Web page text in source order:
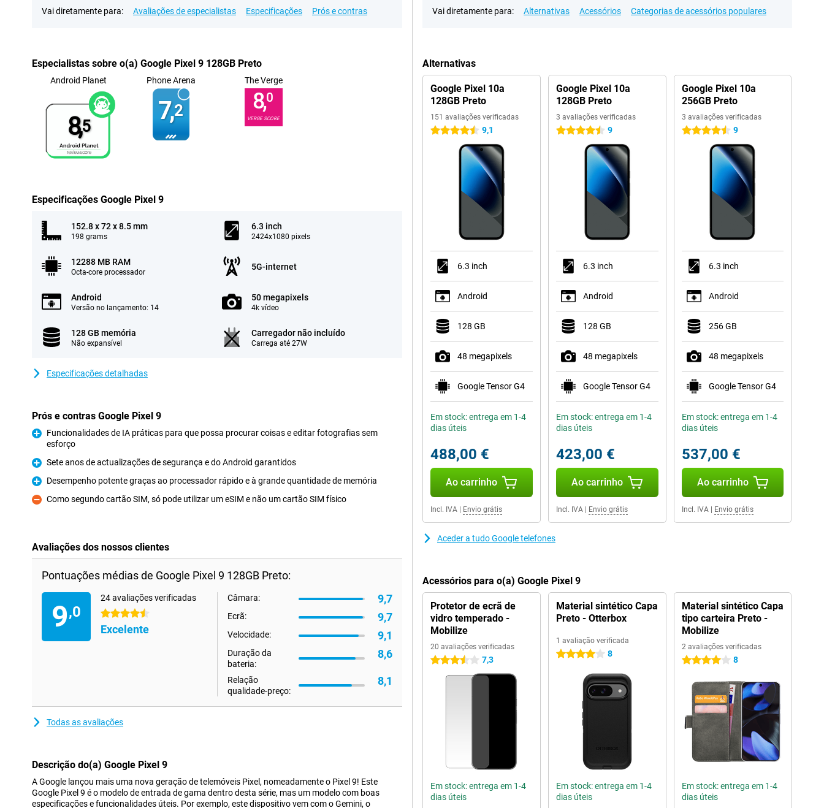
Vai diretamente para: Avaliações de especialistas Especificações Prós e contras
Especialistas sobre o(a) Google Pixel 9 128GB Preto
Android Planet
8,5
Phone Arena
7,2
The Verge
8,0
VERGE SCORE
Especificações Google Pixel 9
152.8 x 72 x 8.5 mm
198 grams
6.3 inch
2424x1080 pixels
12288 MB RAM
Octa-core processador
5G-internet
Android
Versão no lançamento: 14
50 megapixels
4k vídeo
128 GB memória
Não expansível
Carregador não incluído
Carrega até 27W
Especificações detalhadas
Prós e contras Google Pixel 9
Prós
Funcionalidades de IA práticas para que possa procurar coisas e editar fotografias sem
esforço
Prós
Sete anos de actualizações de segurança e do Android garantidos
Prós
Desempenho potente graças ao processador rápido e à grande quantidade de memória
Contras
Como segundo cartão SIM, só pode utilizar um eSIM e não um cartão SIM físico
Avaliações dos nossos clientes
Pontuações médias de Google Pixel 9 128GB Preto:
9,0
24 avaliações verificadas
4.5 estrelas
Excelente
Câmara: 9,7
Ecrã: 9,7
Velocidade: 9,1
Duração da
bateria:
8,6
Relação
qualidade-preço:
8,1
Todas as avaliações
Descrição do(a) Google Pixel 9
A Google lançou mais uma nova geração de telemóveis Pixel, nomeadamente o Pixel 9! Este
Google Pixel 9 é o modelo de entrada de gama dentro desta série, mas um modelo com boas
especificações e funcionalidades úteis. Por exemplo, este dispositivo vem com o Gemini, o
Vai diretamente para: Alternativas Acessórios Categorias de acessórios populares
Alternativas
Google Pixel 10a
128GB Preto
151 avaliações verificadas
4.5 estrelas 9,1
6.3 inch
Android
128 GB
48 megapixels
Google Tensor G4
Em stock: entrega em 1-4
dias úteis
488,00 €
Ao carrinho
Incl. IVA Envio grátis
Google Pixel 10a
128GB Preto
3 avaliações verificadas
4.5 estrelas 9
6.3 inch
Android
128 GB
48 megapixels
Google Tensor G4
Em stock: entrega em 1-4
dias úteis
423,00 €
Ao carrinho
Incl. IVA| Envio grátis
Google Pixel 10a
256GB Preto
3 avaliações verificadas
4.5 estrelas 9
6.3 inch
Android
256 GB
48 megapixels
Google Tensor G4
Em stock: entrega em 1-4
dias úteis
537,00 €
Ao carrinho
Incl. IVA| Envio grátis
Aceder a tudo Google telefones
Acessórios para o(a) Google Pixel 9
Protetor de ecrã de
vidro temperado -
Mobilize
20 avaliações verificadas
3.5 estrelas 7,3
Em stock: entrega em 1-4
dias úteis
Material sintético Capa
Preto - Otterbox
1 avaliação verificada
4 estrelas 8
Em stock: entrega em 1-4
dias úteis
Material sintético Capa
tipo carteira Preto -
Mobilize
2 avaliações verificadas
4 estrelas 8
Em stock: entrega em 1-4
dias úteis